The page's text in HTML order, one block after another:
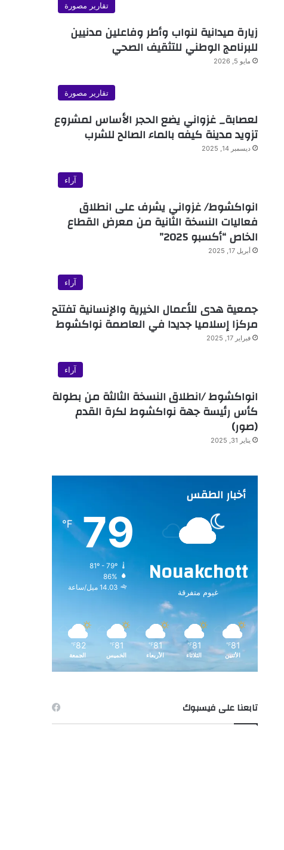
تقارير مصورة
زيارة ميدانية لنواب وأطر وفاعلين مدنيين
للبرنامج الوطني للتثقيف الصحي
مايو 5, 2026
تقارير مصورة
لعصابة_ غزواني يضع الحجر الأساس لمشروع
تزويد مدينة كيفه بالماء الصالح للشرب
ديسمبر 14, 2025
آراء
انواكشوط/ غزواني يشرف على انطلاق
فعاليات النسخة الثانية من معرض القطاع
الخاص “أكسبو 2025”
أبريل 17, 2025
آراء
جمعية هدى للأعمال الخيرية والإنسانية تفتتح
مركزا إسلاميا جديدا في العاصمة نواكشوط
فبراير 17, 2025
آراء
انواكشوط /انطلاق النسخة الثالثة من بطولة
كأس رئيسة جهة نواكشوط لكرة القدم
(صور)
يناير 31, 2025
أخبار الطقس
Nouakchott
غيوم متفرقة
79
℉
81º - 79º
86%
14.03 ميل/ساعة
81
℉
الأثنين
81
℉
الثلاثاء
81
℉
الأربعاء
81
℉
الخميس
82
℉
الجمعة
تابعنا على فيسبوك